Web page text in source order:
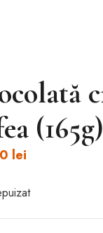
(165g)
lei